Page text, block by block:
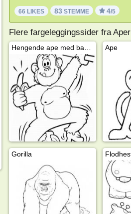
66 LIKES 83 STEMME 4/5
Flere fargeleggingssider fra Aper
Ape
Gorilla